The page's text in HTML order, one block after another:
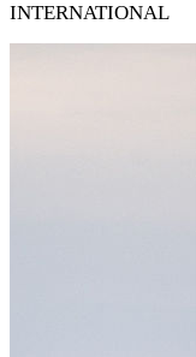
INTERNATIONAL